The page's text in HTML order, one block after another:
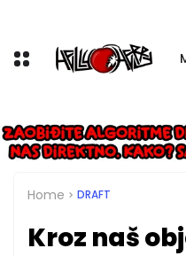
Home DRAFT
Kroz naš